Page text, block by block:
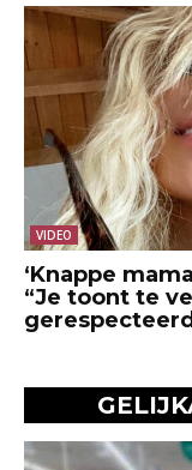
VIDEO
‘Knappe
“Je toont te